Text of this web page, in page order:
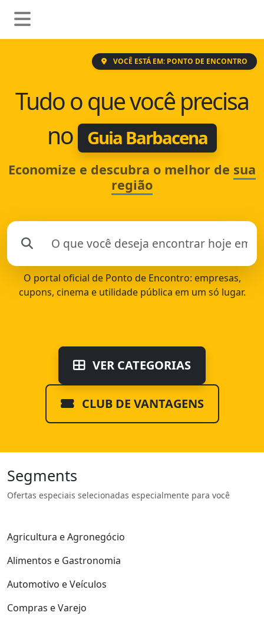
VOCÊ ESTÁ EM: PONTO DE ENCONTRO
Tudo o que você precisa
no
Guia Barbacena
Economize e descubra o melhor de sua
região
O portal oficial de Ponto de Encontro: empresas,
cupons, cinema e utilidade pública em um só lugar.
VER CATEGORIAS
CLUB DE VANTAGENS
Segments
Ofertas especiais selecionadas especialmente para você
Agricultura e Agronegócio
Alimentos e Gastronomia
Automotivo e Veículos
Compras e Varejo